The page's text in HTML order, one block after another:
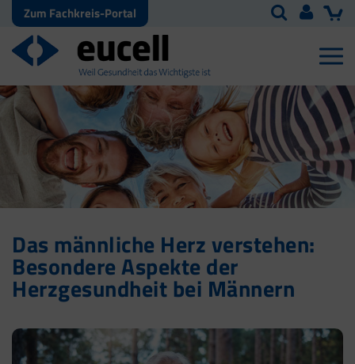
Zum Fachkreis-Portal
Das männliche Herz verstehen:
Besondere Aspekte der
Herzgesundheit bei Männern